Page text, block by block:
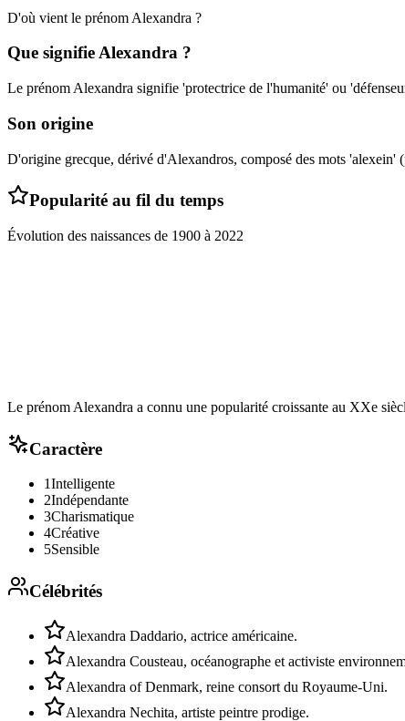
D'où vient le prénom Alexandra ?
Que signifieAlexandra ?
Le prénom Alexandra signifie 'protectrice de l'humanité' ou
Son origine
D'origine grecque, dérivé d'Alexandros, composé des mots 'alexein'
Popularité au fil du temps
Évolution des naissances de 1900 à 2022
Le prénom Alexandra a connu une popularité croissante au XXe
Caractère
1Intelligente
2Indépendante
3Charismatique
4Créative
5Sensible
Célébrités
Alexandra Daddario, actrice américaine.
Alexandra Cousteau, océanographe et activiste
Alexandra of Denmark, reine consort du Royaume-Uni.
Alexandra Nechita, artiste peintre prodige.